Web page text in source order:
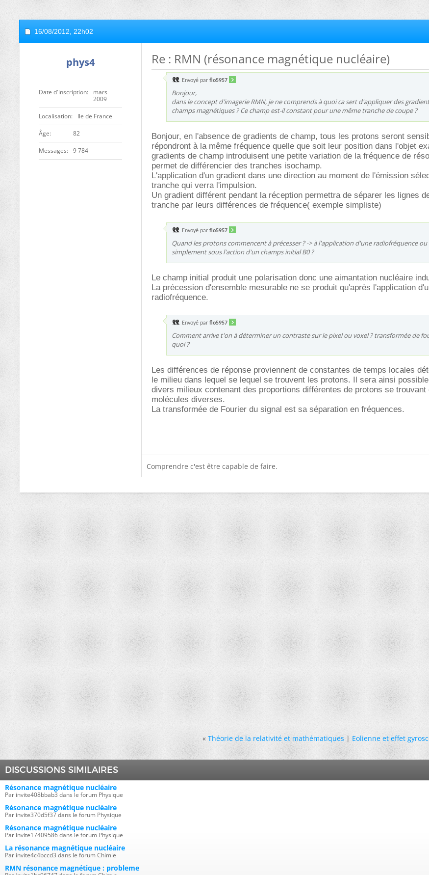
16/08/2012, 22h02
phys4
Date d'inscription
mars
2009
Localisation Ile de France
ge 82
Messages 9 784
Re : RMN (résonance magnétique nucléaire)
Envoyé par flo5957
Bonjour,
dans le concept d'imagerie RMN, je ne comprends à quoi ca sert d'appliquer des
champs magnétiques ? Ce champ est-il constant pour une même tranche de coupe ?
Bonjour, en l'absence de gradients de champ, tous les protons seront
répondront à la même fréquence quelle que soit leur position dans l'objet
gradients de champ introduisent une petite variation de la fréquence de
permet de différencier des tranches isochamp.
L'application d'un gradient dans une direction au moment de l'émission
tranche qui verra l'impulsion.
Un gradient différent pendant la réception permettra de séparer les lignes
tranche par leurs différences de fréquence( exemple simpliste)
Envoyé par flo5957
Quand les protons commencent à précesser ? -> à l'application d'une radiofréquence ou
simplement sous l'action d'un champs initial B0 ?
Le champ initial produit une polarisation donc une aimantation nucléaire
La précession d'ensemble mesurable ne se produit qu'après l'application
radiofréquence.
Envoyé par flo5957
Comment arrive t'on à déterminer un contraste sur le pixel ou voxel ? transformée de
quoi ?
Les différences de réponse proviennent de constantes de temps locales
le milieu dans lequel se lequel se trouvent les protons. Il sera ainsi
divers milieux contenant des proportions différentes de protons se trouvant
molécules diverses.
La transformée de Fourier du signal est sa séparation en fréquences.
Comprendre c'est être capable de faire.
« Théorie de la relativité et mathématiques|Eolienne et effet
DISCUSSIONS SIMILAIRES
Résonance magnétique nucléaire
Par invite408bbab3 dans le forum Physique
Résonance magnétique nucléaire
Par invite370d5f37 dans le forum Physique
Résonance magnétique nucléaire
Par invite17409586 dans le forum Physique
La résonance magnétique nucléaire
Par invite4c4bccd3 dans le forum Chimie
RMN résonance magnétique : probleme